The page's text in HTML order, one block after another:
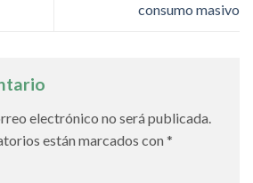
consumo masivo
electrónico no será publicada.
están marcados con*